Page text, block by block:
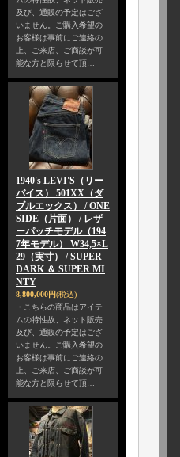
及び、通販の予定はござ
いません。ご購入希望の
お客様は事前にご連絡の
上、ご来店、ご商談が可
能な方と限らせて頂…
1940's LEVI'S（リー
バイス） 501XX（ダ
ブルエックス） / ONE
SIDE（片面） / レザ
ーパッチモデル（194
7年モデル） W34,5×L
29（実寸） / SUPER
DARK ＆ SUPER MI
NTY
8,800,000円(税込)
・こちらの商品はアイテ
ムの特性故、ネット販売
及び、通販の予定はござ
いません。ご購入希望の
お客様は事前にご連絡の
上、ご来店、ご商談が可
能な方と限らせて頂…